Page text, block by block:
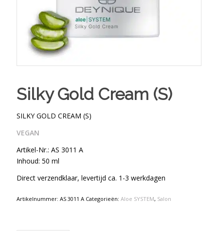
Silky Gold Cream (S)
SILKY GOLD CREAM (S)
VEGAN
Artikel-Nr.: AS 3011 A
Inhoud: 50 ml
Direct verzendklaar, levertijd ca. 1-3 werkdagen
Artikelnummer: AS 3011 A Categorieën: Aloe SYSTEM, Salon